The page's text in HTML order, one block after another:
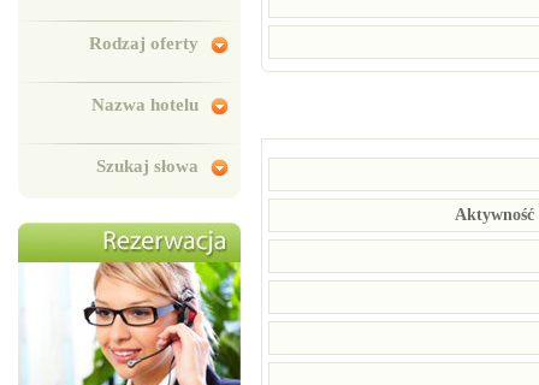
Rodzaj oferty
Nazwa hotelu
Szukaj słowa